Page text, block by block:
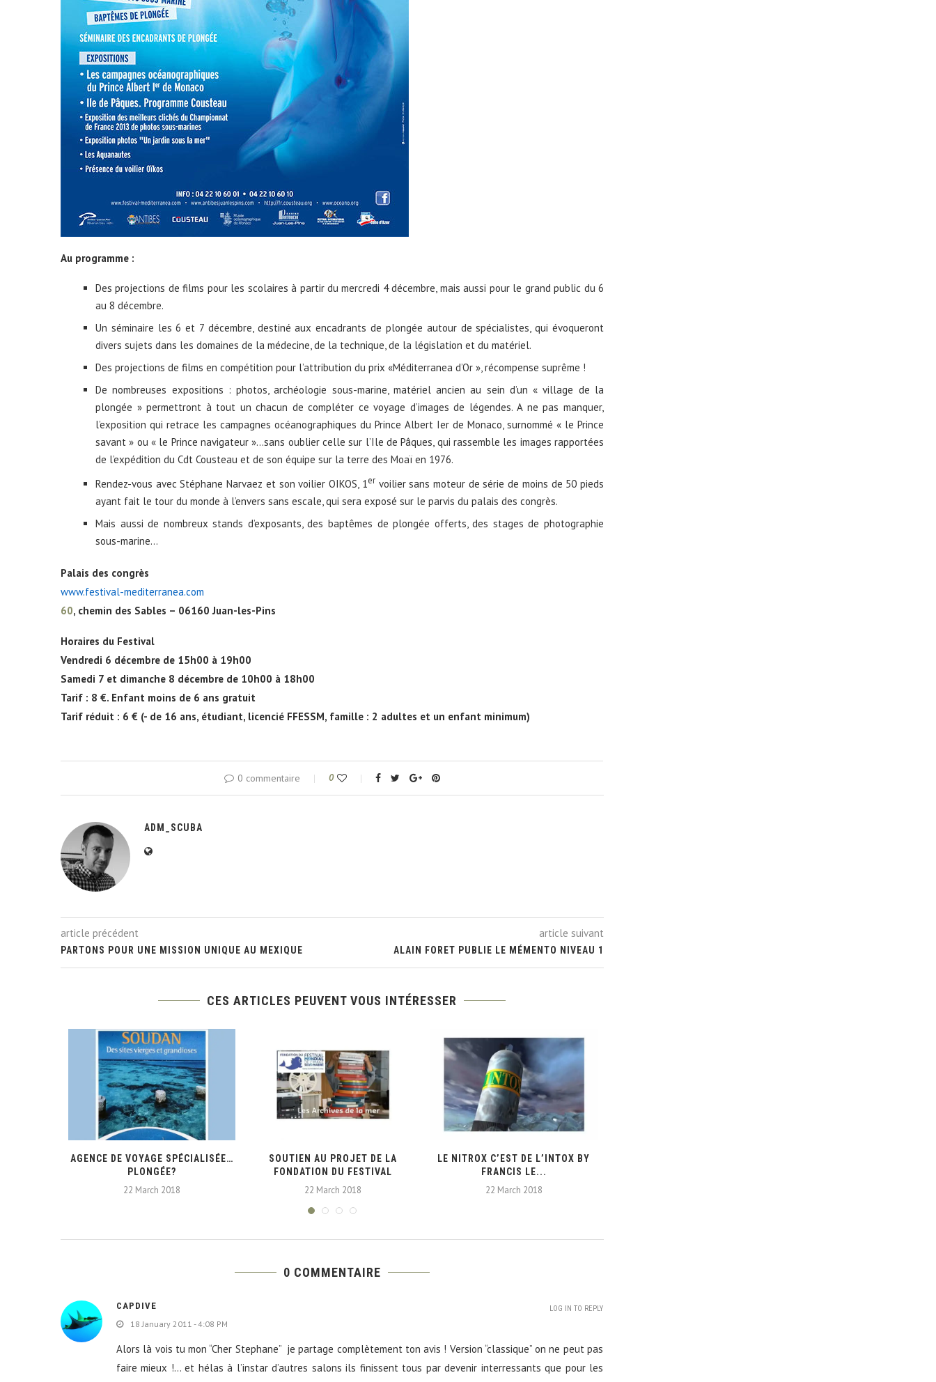
Au programme :
Des projections de films pour les scolaires à partir du mercredi 4 décembre, mais aussi pour le grand public du 6
au 8 décembre.
Un séminaire les 6 et 7 décembre, destiné aux encadrants de plongée autour de spécialistes, qui évoqueront
divers sujets dans les domaines de la médecine, de la technique, de la législation et du matériel.
Des projections de films en compétition pour l’attribution du prix «Méditerranea d’Or », récompense suprême !
De nombreuses expositions : photos, archéologie sous-marine, matériel ancien au sein d’un « village de la
plongée » permettront à tout un chacun de compléter ce voyage d’images de légendes. A ne pas manquer,
l’exposition qui retrace les campagnes océanographiques du Prince Albert Ier de Monaco, surnommé « le Prince
savant » ou « le Prince navigateur »…sans oublier celle sur l’Ile de Pâques, qui rassemble les images rapportées
de l’expédition du Cdt Cousteau et de son équipe sur la terre des Moaï en 1976.
Rendez-vous avec Stéphane Narvaez et son voilier OIKOS, 1er voilier sans moteur de série de moins de 50 pieds
ayant fait le tour du monde à l’envers sans escale, qui sera exposé sur le parvis du palais des congrès.
Mais aussi de nombreux stands d’exposants, des baptêmes de plongée offerts, des stages de photographie
sous-marine…
Palais des congrès
www.festival-mediterranea.com
60, chemin des Sables – 06160 Juan-les-Pins
Horaires du Festival
Vendredi 6 décembre de 15h00 à 19h00
Samedi 7 et dimanche 8 décembre de 10h00 à 18h00
Tarif : 8 €. Enfant moins de 6 ans gratuit
Tarif réduit : 6 € (- de 16 ans, étudiant, licencié FFESSM, famille : 2 adultes et un enfant minimum)
0 commentaire 0
ADM_SCUBA
article précédent
PARTONS POUR UNE MISSION UNIQUE AU MEXIQUE
article suivant
ALAIN FORET PUBLIE LE MÉMENTO NIVEAU 1
CES ARTICLES PEUVENT VOUS INTÉRESSER
AGENCE DE VOYAGE SPÉCIALISÉE…
PLONGÉE?
22 March 2018
SOUTIEN AU PROJET DE LA
FONDATION DU FESTIVAL
22 March 2018
LE NITROX C’EST DE L’INTOX BY
FRANCIS LE...
22 March 2018
0 COMMENTAIRE
CAPDIVE
18 January 2011 - 4:08 PM
Alors là vois tu mon “Cher Stephane” je partage complètement ton avis ! Version “classique” on ne peut pas
faire mieux !… et hélas à l’instar d’autres salons ils finissent tous par devenir interressants que pour les
LOG IN TO REPLY